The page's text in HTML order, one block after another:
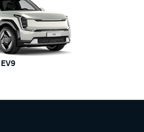
EV9